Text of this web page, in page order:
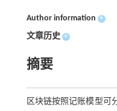
Author information +
文章历史 +
摘要
区块链按照记账模型可